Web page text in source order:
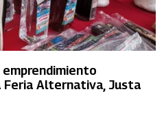
Feria Alternativa, Justa